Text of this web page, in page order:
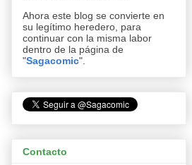
Ahora este blog se convierte en
su legí­timo heredero, para
continuar con la misma labor
dentro de la página de
"Sagacomic".
Contacto